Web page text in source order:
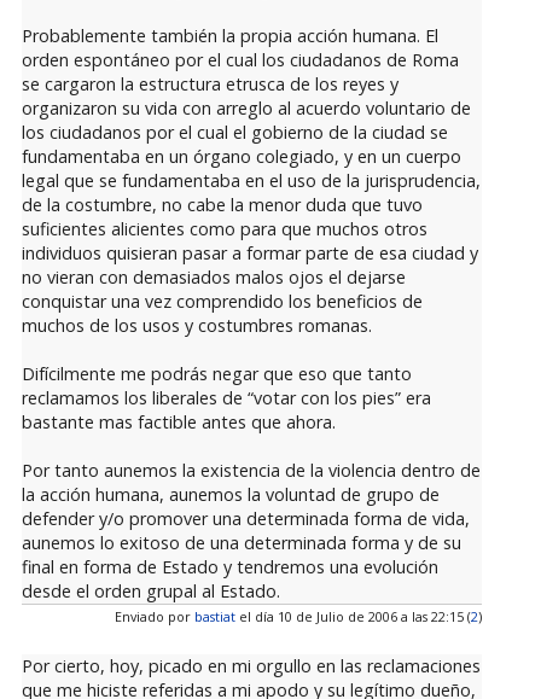
Probablemente también la propia acción humana. El
orden espontáneo por el cual los ciudadanos de Roma
se cargaron la estructura etrusca de los reyes y
organizaron su vida con arreglo al acuerdo voluntario de
los ciudadanos por el cual el gobierno de la ciudad se
fundamentaba en un órgano colegiado, y en un cuerpo
legal que se fundamentaba en el uso de la jurisprudencia,
de la costumbre, no cabe la menor duda que tuvo
suficientes alicientes como para que muchos otros
individuos quisieran pasar a formar parte de esa ciudad y
no vieran con demasiados malos ojos el dejarse
conquistar una vez comprendido los beneficios de
muchos de los usos y costumbres romanas.
Difícilmente me podrás negar que eso que tanto
reclamamos los liberales de “votar con los pies” era
bastante mas factible antes que ahora.
Por tanto aunemos la existencia de la violencia dentro de
la acción humana, aunemos la voluntad de grupo de
defender y/o promover una determinada forma de vida,
aunemos lo exitoso de una determinada forma y de su
final en forma de Estado y tendremos una evolución
desde el orden grupal al Estado.
Enviado por bastiatel día 10 de Julio de 2006 a las 22:15 (2)
Por cierto, hoy, picado en mi orgullo en las reclamaciones
que me hiciste referidas a mi apodo y su legítimo dueño,